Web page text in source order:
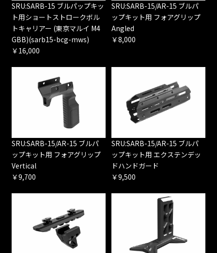
SRU:SARB-15 ブルパップキッ
ト用ショートストロークボル
トキャリアー (東京マルイ M4
GBB)(sarb15-bcg-mws)
￥16,000
SRU:SARB-15/AR-15 ブルパ
ップキット用 フォアグリップ
Angled
￥8,000
SRU:SARB-15/AR-15 ブルパ
ップキット用 フォアグリップ
Vertical
￥9,700
SRU:SARB-15/AR-15 ブルパ
ップキット用 エクステンデッ
ドハンドガード
￥9,500